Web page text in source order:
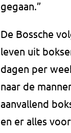
gegaan.”
De Bossche
leven uit
dagen per
naar de
aanvallend
en er alles